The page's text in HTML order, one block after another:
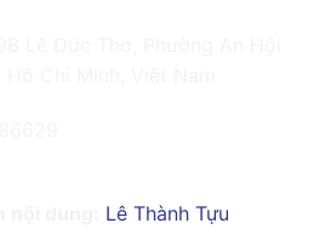
Lê Thành Tựu